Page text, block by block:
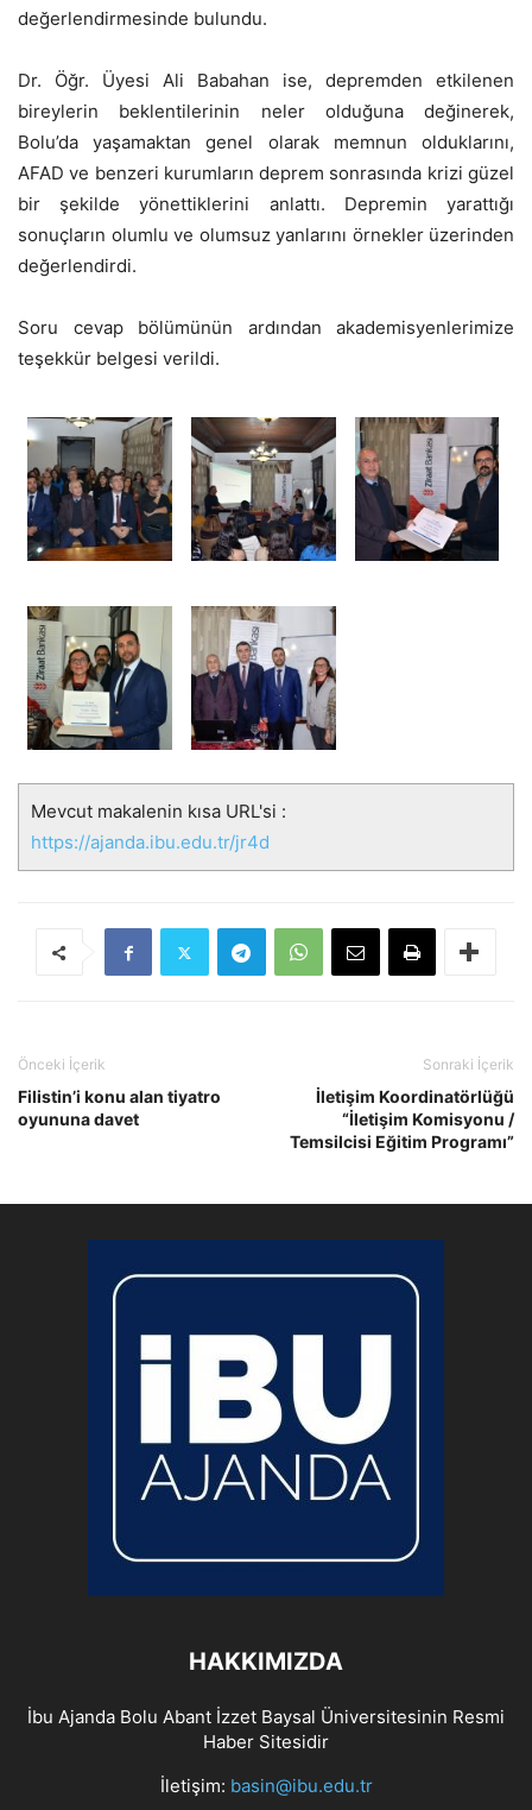
değerlendirmesinde bulundu.
Dr. Öğr. Üyesi Ali Babahan ise, depremden etkilenen
bireylerin beklentilerinin neler olduğuna değinerek,
Bolu’da yaşamaktan genel olarak memnun olduklarını,
AFAD ve benzeri kurumların deprem sonrasında krizi güzel
bir şekilde yönettiklerini anlattı. Depremin yarattığı
sonuçların olumlu ve olumsuz yanlarını örnekler üzerinden
değerlendirdi.
Soru cevap bölümünün ardından akademisyenlerimize
teşekkür belgesi verildi.
Mevcut makalenin kısa URL'si :
https://ajanda.ibu.edu.tr/jr4d
Önceki İçerik
Filistin’i konu alan tiyatro
oyununa davet
Sonraki İçerik
İletişim Koordinatörlüğü
“İletişim Komisyonu /
Temsilcisi Eğitim Programı”
HAKKIMIZDA
İbu Ajanda Bolu Abant İzzet Baysal Üniversitesinin Resmi
Haber Sitesidir
İletişim: basin@ibu.edu.tr